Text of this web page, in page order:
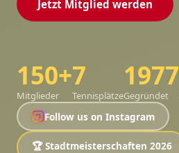
Jetzt Mitglied werden
150+
Mitglieder
7
Tennisplätze
1977
Gegründet
Follow us on Instagram
🏆 Stadtmeisterschaften 2026